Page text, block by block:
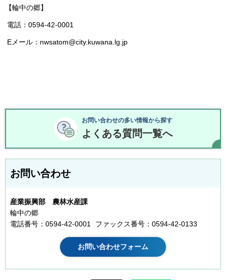
【輪中の郷】
電話：0594-42-0001
Eメール：nwsatom@city.kuwana.lg.jp
お問い合わせの多い情報から探す
よくある質問一覧へ
お問い合わせ
産業振興部 農林水産課
輪中の郷
電話番号：0594-42-0001
ファックス番号：0594-42-0133